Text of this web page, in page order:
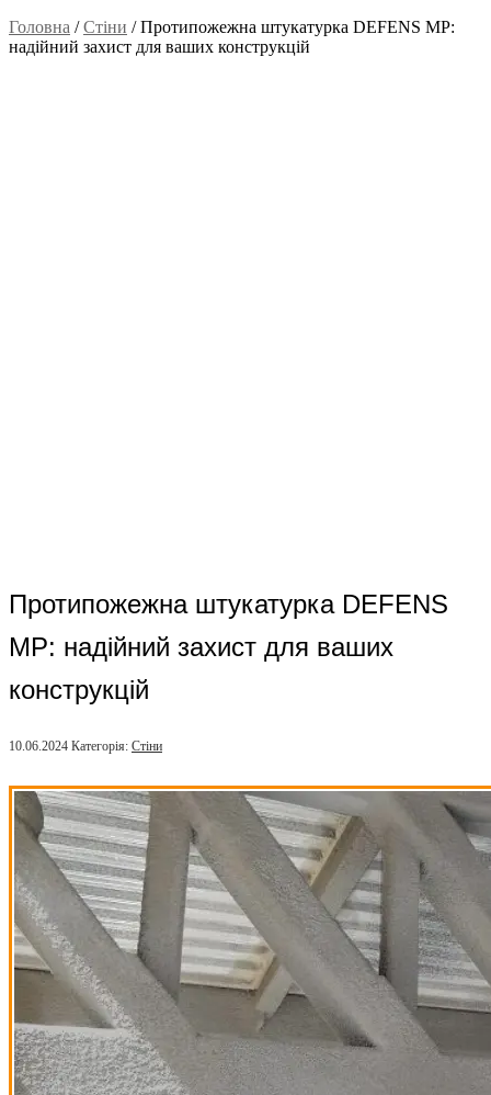
Головна /Стіни /Протипожежна штукатурка DEFENS MP:
надійний захист для ваших конструкцій
Протипожежна штукатурка DEFENS
MP: надійний захист для ваших
конструкцій
10.06.2024 Категорія: Стіни